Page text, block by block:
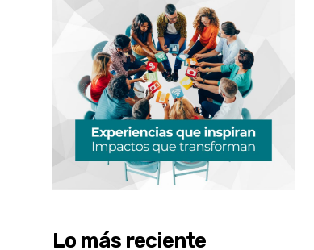
Lo más reciente